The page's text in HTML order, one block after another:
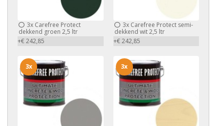
3x Carefree Protect
dekkend groen 2,5 ltr
+€ 242,85
3xCarefree Protect semi-
dekkend wit 2,5 ltr
+€ 242,85
3x 3x